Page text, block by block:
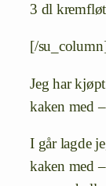
3 dl
[/
Jeg har
kaken med
I går lagde
kaken med